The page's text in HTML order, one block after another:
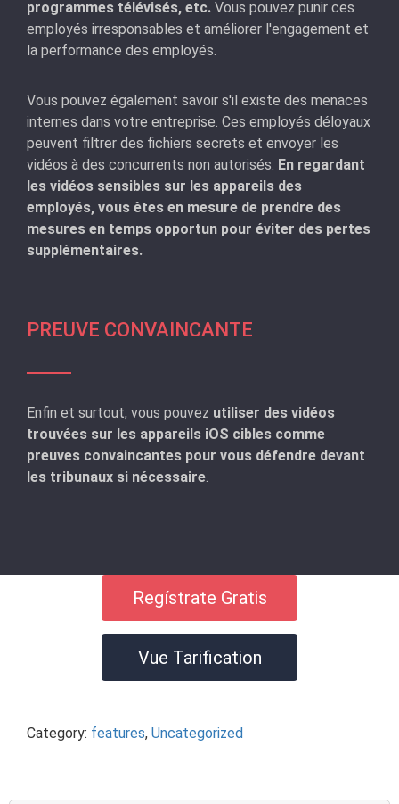
programmes télévisés, etc. Vous pouvez punir ces
employés irresponsables et améliorer l'engagement et
la performance des employés.
Vous pouvez également savoir s'il existe des menaces
internes dans votre entreprise. Ces employés déloyaux
peuvent filtrer des fichiers secrets et envoyer les
vidéos à des concurrents non autorisés. En regardant
les vidéos sensibles sur les appareils des
employés, vous êtes en mesure de prendre des
mesures en temps opportun pour éviter des pertes
supplémentaires.
PREUVE CONVAINCANTE
Enfin et surtout, vous pouvez utiliser des vidéos
trouvées sur les appareils iOS cibles comme
preuves convaincantes pour vous défendre devant
les tribunaux si nécessaire.
Regístrate Gratis
Vue Tarification
Category: features, Uncategorized